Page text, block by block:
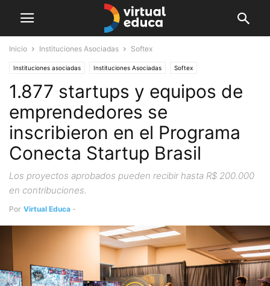
Inicio Instituciones Asociadas Softex
Instituciones asociadas Instituciones Asociadas Softex
1.877 startups y equipos de
emprendedores se
inscribieron en el Programa
Conecta Startup Brasil
Los proyectos aprobados pueden recibir hasta R$ 200.000
en contribuciones.
Por Virtual Educa -